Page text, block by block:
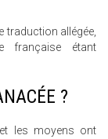
traduction allégée,
française étant
?
les moyens ont